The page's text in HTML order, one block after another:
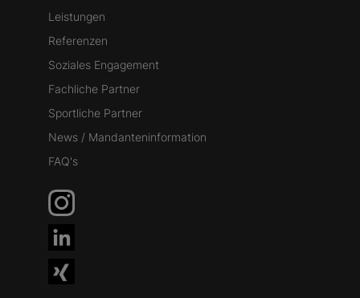
Leistungen
Referenzen
Soziales Engagement
Fachliche Partner
Sportliche Partner
News / Mandanteninformation
FAQ's